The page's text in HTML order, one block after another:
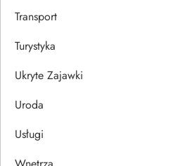
Transport
Turystyka
Ukryte Zajawki
Uroda
Usługi